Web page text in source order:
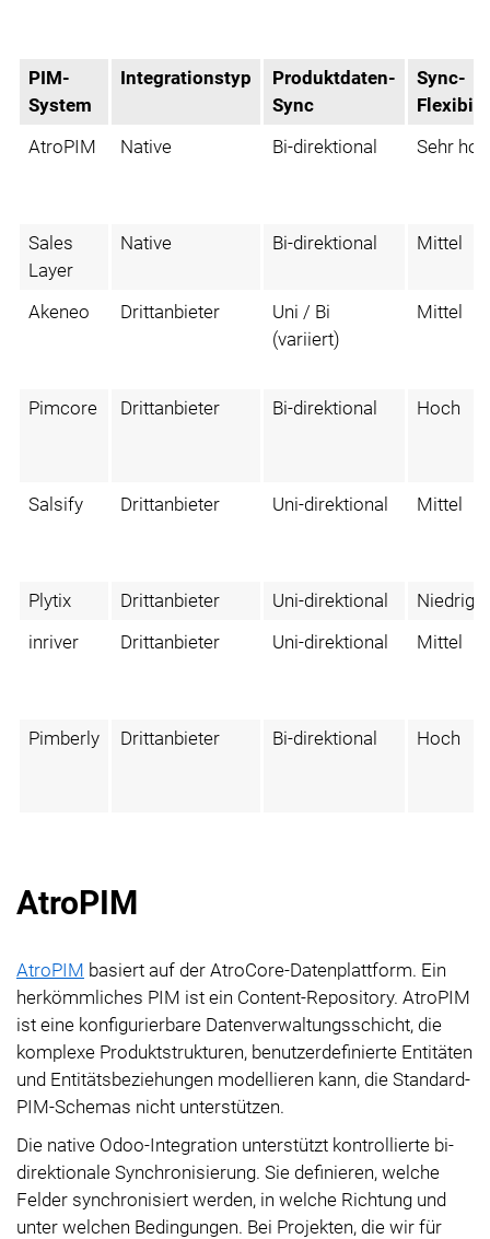
PIM-
System
Integrationstyp
Produktdaten-
Sync
Sync-
AtroPIM
Native Bi-direktional Sehr
Sales
Layer
Native Bi-direktional Mittel
Akeneo Drittanbieter
Uni / Bi
(variiert)
Mittel
Pimcore Drittanbieter Bi-direktional Hoch
Salsify Drittanbieter Uni-direktional Mittel
Plytix Drittanbieter Uni-direktional
Niedrig
inriver
Drittanbieter Uni-direktional Mittel
Pimberly Drittanbieter Bi-direktional Hoch
AtroPIM
AtroPIM basiert auf der AtroCore-Datenplattform. Ein
herkömmliches PIM ist ein Content-Repository. AtroPIM
ist eine konfigurierbare Datenverwaltungsschicht, die
komplexe Produktstrukturen, benutzerdefinierte Entitäten
und Entitätsbeziehungen modellieren kann, die Standard-
PIM-Schemas nicht unterstützen.
Die native Odoo-Integration unterstützt kontrollierte bi-
direktionale Synchronisierung. Sie definieren, welche
Felder synchronisiert werden, in welche Richtung und
unter welchen Bedingungen. Bei Projekten, die wir für